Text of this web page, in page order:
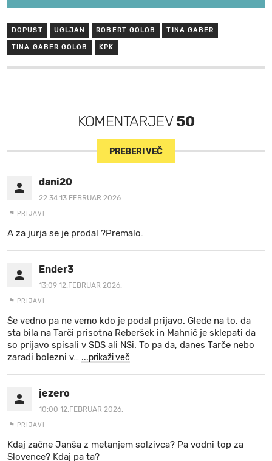
DOPUST UGLJAN ROBERT GOLOB TINA GABER
TINA GABER GOLOB KPK
KOMENTARJEV50
PREBERI VEČ
dani20
22:34 13.FEBRUAR 2026.
PRIJAVI
A za jurja se je prodal ?Premalo.
Ender3
13:09 12.FEBRUAR 2026.
PRIJAVI
Še vedno pa ne vemo kdo je podal prijavo. Glede na to, da
sta bila na Tarči prisotna Reberšek in Mahnič je sklepati da
so prijavo spisali v SDS ali NSi. To pa da, danes Tarče nebo
zaradi bolezni v… ...prikaži več
jezero
10:00 12.FEBRUAR 2026.
PRIJAVI
Kdaj začne Janša z metanjem solzivca? Pa vodni top za
Slovence? Kdaj pa ta?